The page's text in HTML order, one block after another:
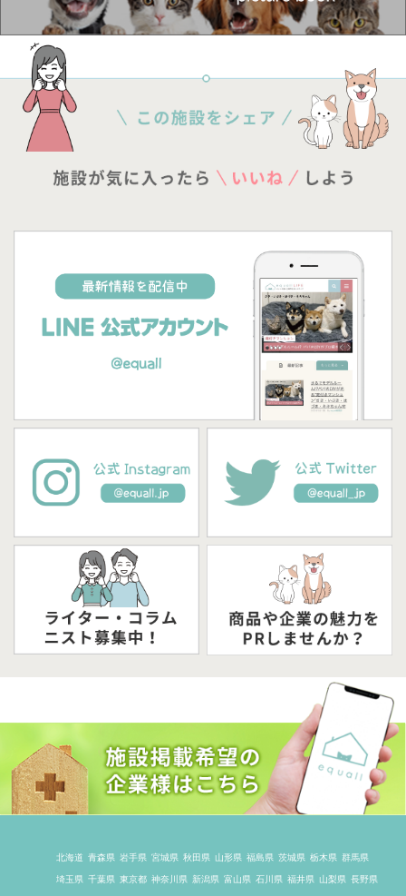
北海道 青森県 岩手県 宮城県 秋田県 山形県 福島県 茨城県 栃木県 群馬県
埼玉県 千葉県 東京都 神奈川県 新潟県 富山県 石川県 福井県 山梨県 長野県